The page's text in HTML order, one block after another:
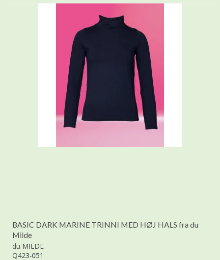
BASIC DARK MARINE TRINNI MED HØJ HALS fra du
Milde
du MILDE
Q423-051